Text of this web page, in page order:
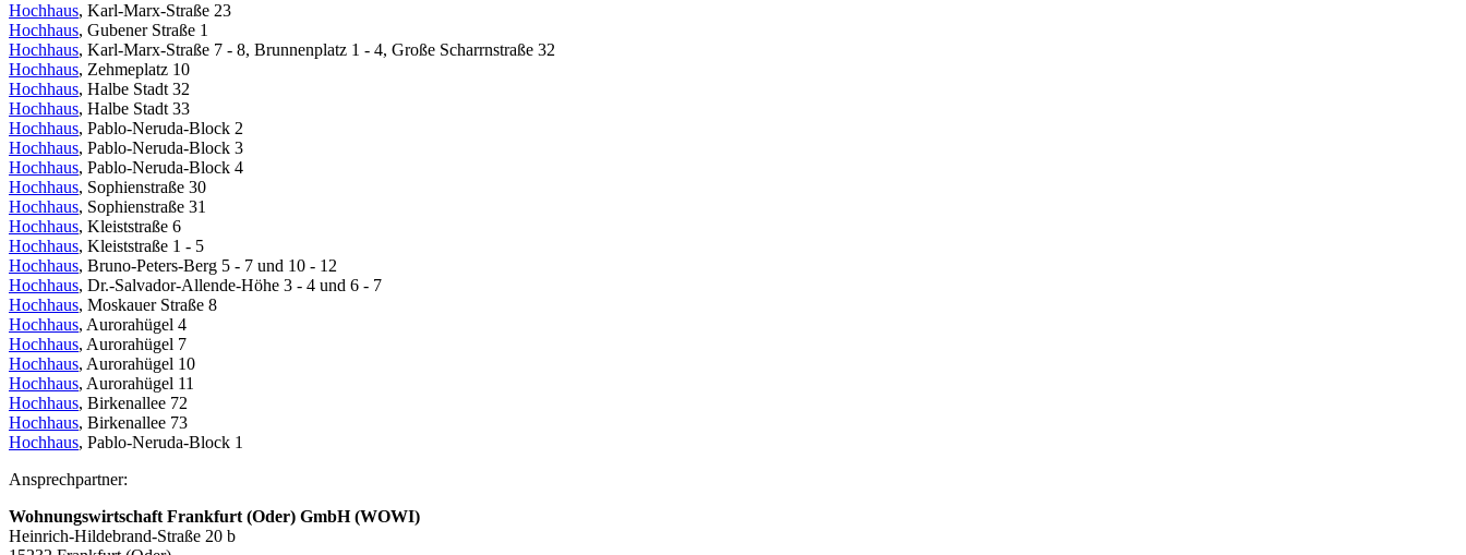
Hochhaus, Karl-Marx-Straße 23
Hochhaus, Gubener Straße 1
Hochhaus, Karl-Marx-Straße 7 - 8, Brunnenplatz 1 - 4, Große Scharrnstraße 32
Hochhaus, Zehmeplatz 10
Hochhaus, Halbe Stadt 32
Hochhaus, Halbe Stadt 33
Hochhaus, Pablo-Neruda-Block 2
Hochhaus, Pablo-Neruda-Block 3
Hochhaus, Pablo-Neruda-Block 4
Hochhaus, Sophienstraße 30
Hochhaus, Sophienstraße 31
Hochhaus, Kleiststraße 6
Hochhaus, Kleiststraße 1 - 5
Hochhaus, Bruno-Peters-Berg 5 - 7 und 10 - 12
Hochhaus, Dr.-Salvador-Allende-Höhe 3 - 4 und 6 - 7
Hochhaus, Moskauer Straße 8
Hochhaus, Aurorahügel 4
Hochhaus, Aurorahügel 7
Hochhaus, Aurorahügel 10
Hochhaus, Aurorahügel 11
Hochhaus, Birkenallee 72
Hochhaus, Birkenallee 73
Hochhaus, Pablo-Neruda-Block 1
Ansprechpartner:
Wohnungswirtschaft Frankfurt (Oder) GmbH (WOWI)
Heinrich-Hildebrand-Straße 20 b